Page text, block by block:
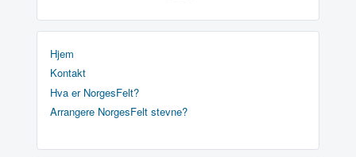
Hjem
Kontakt
Hva er NorgesFelt?
Arrangere NorgesFelt stevne?